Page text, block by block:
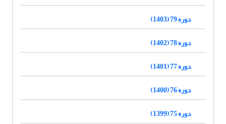
دوره 79 (1403)
دوره 78 (1402)
دوره 77 (1401)
دوره 76 (1400)
دوره 75 (1399)